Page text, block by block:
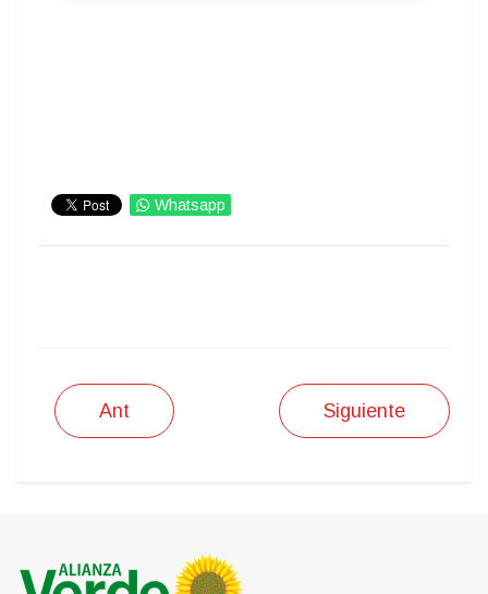
Whatsapp
Ant Siguiente